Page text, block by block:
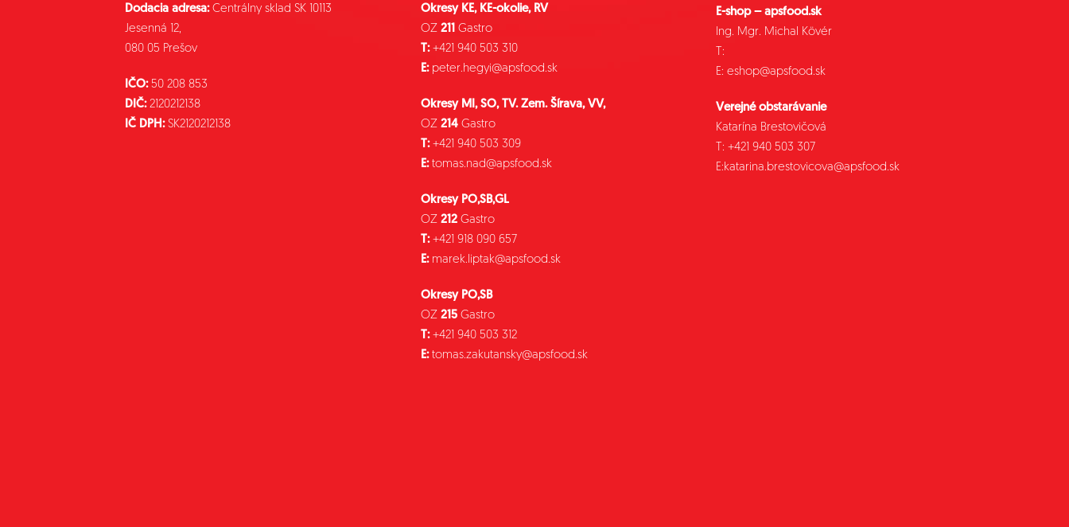
Dodacia adresa:Centrálny sklad SK 10113
Jesenná 12,
080 05 Prešov
IČO:50 208 853
DIČ:2120212138
IČ DPH:SK2120212138
Okresy KE, KE-okolie, RV
OZ 211Gastro
T:+421 940 503 310
E:peter.hegyi@apsfood.sk
Okresy MI, SO, TV. Zem. Šírava, VV,
OZ 214Gastro
T:+421 940 503 309
E:tomas.nad@apsfood.sk
Okresy PO,SB,GL
OZ 212Gastro
T: +421 918 090 657
E: marek.liptak@apsfood.sk
Okresy PO,SB
OZ 215Gastro
T:+421 940 503 312
E:tomas.zakutansky@apsfood.sk
E-shop – apsfood.sk
Ing. Mgr. Michal Kövér
T:
E: eshop@apsfood.sk
Verejné obstarávanie
Katarína Brestovičová
T: +421 940 503 307
E:katarina.brestovicova@apsfood.sk